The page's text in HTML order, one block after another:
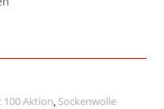
100 Aktion, Sockenwolle